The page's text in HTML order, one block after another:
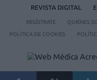
REVISTA DIGITAL
REGÍSTRATE QUIÉNES
POLÍTICA DE COOKIES